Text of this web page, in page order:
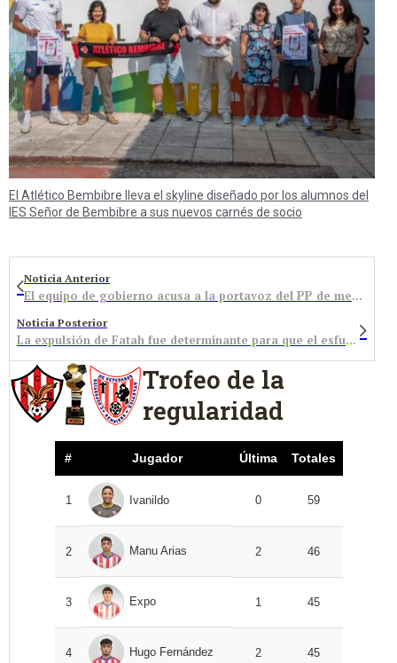
El Atlético Bembibre lleva el skyline diseñado por los alumnos del
IES Señor de Bembibre a sus nuevos carnés de socio
Noticia Anterior
El equipo de gobierno acusa a la portavoz del PP de mentir sobre la finca del notario al haber votado a favor de no comprarla y buscar una alternativa
Noticia Posterior
La expulsión de Fatah fue determinante para que el esfuerzo del Bembibre se quedara sin premio en Aranda
Trofeo de la
regularidad
# Jugador Última Totales
1 Ivanildo 0 59
2 Manu Arias 2 46
3 Expo 1 45
4 Hugo Fernández 2 45